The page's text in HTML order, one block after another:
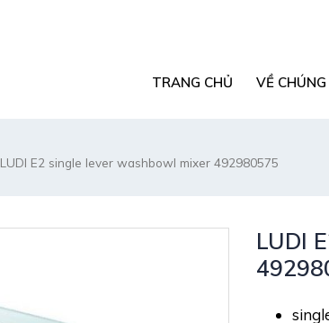
TRANG CHỦ VỀ
LUDI E2 single lever washbowl mixer 492980575
LUDI